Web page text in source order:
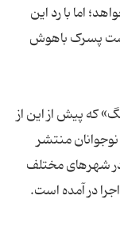
اما با رد این
پسرک باهوش
که پیش از این از
منتشر
سیار که سالانه ۴۰۰ اجرا در شهرهای مختلف
در آمده است.